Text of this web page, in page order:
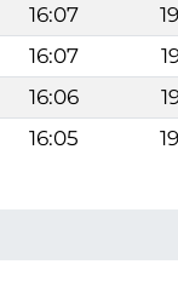
16:07
16:07
16:06
16:05